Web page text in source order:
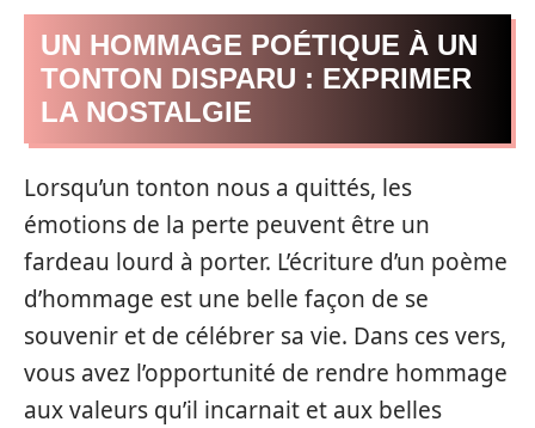
UN HOMMAGE POÉTIQUE À UN
TONTON DISPARU : EXPRIMER
LA NOSTALGIE
Lorsqu’un tonton nous a quittés, les
émotions de la perte peuvent être un
fardeau lourd à porter. L’écriture d’un poème
d’hommage est une belle façon de se
souvenir et de célébrer sa vie. Dans ces vers,
vous avez l’opportunité de rendre hommage
aux valeurs qu’il incarnait et aux belles